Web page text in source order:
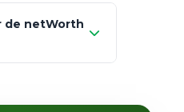
totalmente
de netWorth